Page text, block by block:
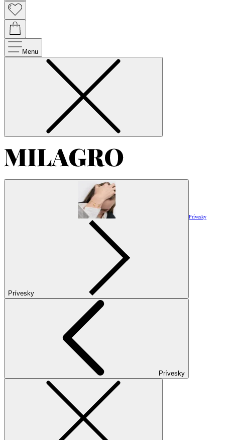
Menu
Prívesky
Prívesky
Prívesky